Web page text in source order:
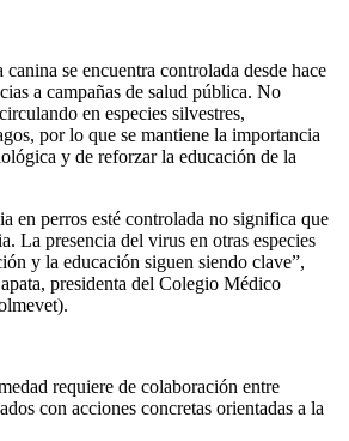
se encuentra controlada desde hace
a campañas de salud pública. No
en especies silvestres,
por lo que se mantiene la importancia
y de reforzar la educación de la
en perros esté controlada no significa que
La presencia del virus en otras especies
y la educación siguen siendo clave”,
presidenta del Colegio Médico
requiere de colaboración entre
con acciones concretas orientadas a la